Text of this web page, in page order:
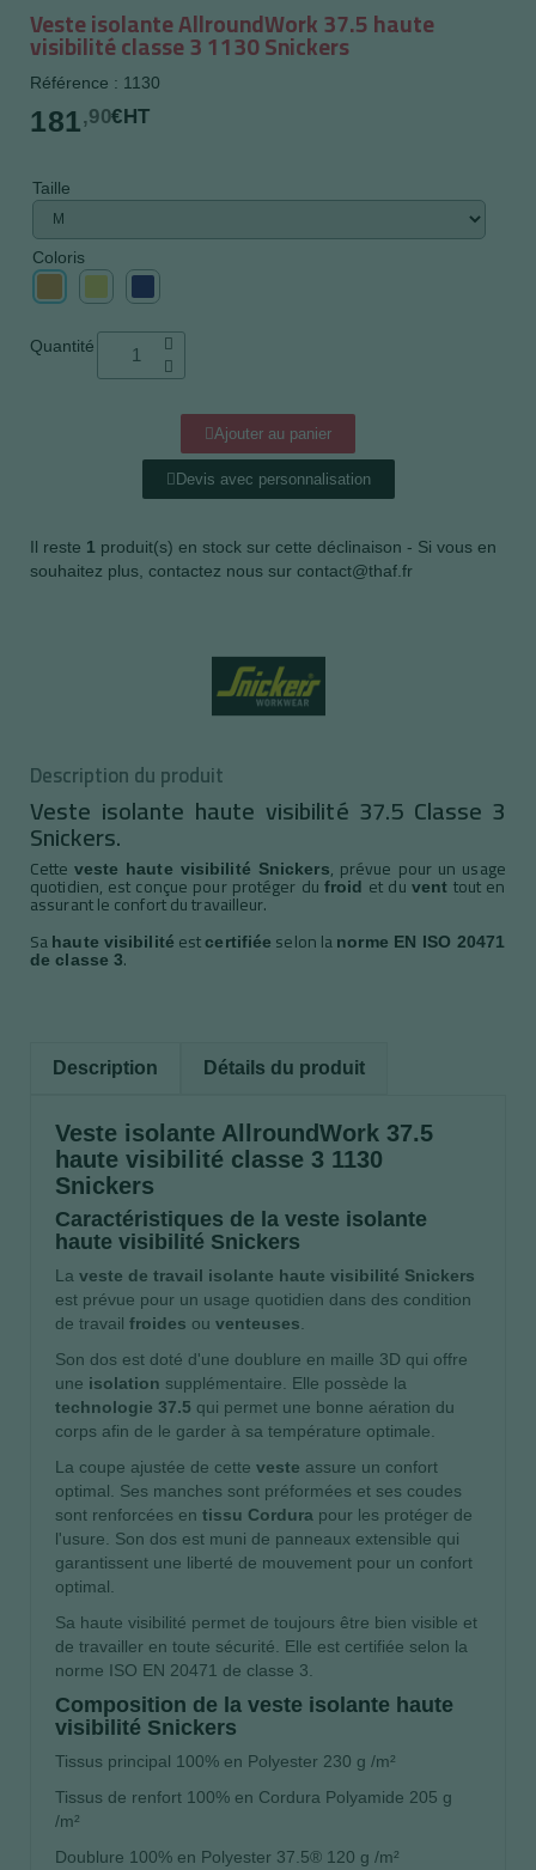
Veste isolante AllroundWork 37.5 haute
visibilité classe 3 1130 Snickers
Référence : 1130
181,90€HT
Taille
Coloris
Quantité
Ajouter au panier
Devis avec personnalisation
Il reste 1 produit(s) en stock sur cette déclinaison - Si vous en
souhaitez plus, contactez nous sur contact@thaf.fr
Description du produit
Veste isolante haute visibilité 37.5 Classe 3
Snickers.
Cette veste haute visibilité Snickers, prévue pour un usage
quotidien, est conçue pour protéger du froid et duvent tout en
assurant le confort du travailleur.
Sa haute visibilité estcertifiée selon la norme EN ISO 20471
de classe 3.
Description Détails du produit
Veste isolante AllroundWork 37.5
haute visibilité classe 3 1130
Snickers
Caractéristiques de la veste isolante
haute visibilité Snickers
La veste de travail isolante haute visibilité Snickers
est prévue pour un usage quotidien dans des condition
de travail froides ou venteuses
Son dos est doté d'une doublure en maille 3D qui offre
une isolation supplémentaire. Elle possède la
technologie 37.5 qui permet une bonne aération du
corps afin de le garder à sa température optimale.
La coupe ajustée de cette veste assure un confort
optimal. Ses manches sont préformées et ses coudes
sont renforcées en tissu Cordura pour les protéger de
l'usure. Son dos est muni de panneaux extensible qui
garantissent une liberté de mouvement pour un confort
optimal.
Sa haute visibilité permet de toujours être bien visible et
de travailler en toute sécurité. Elle est certifiée selon la
norme ISO EN 20471 de classe 3.
Composition de la veste isolante haute
visibilité Snickers
Tissus principal 100% en Polyester 230 g /m²
Tissus de renfort 100% en Cordura Polyamide 205 g
/m²
Doublure 100% en Polyester 37.5® 120 g /m²